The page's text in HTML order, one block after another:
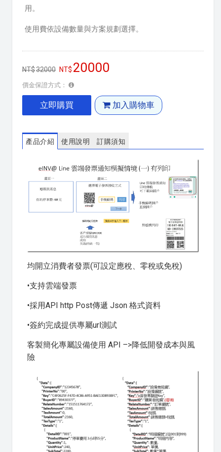
用。
使用費依設備數量與方案規劃選擇。
32000 20000
價金保證方式：
立即購買 加入購物車
產品介紹 使用說明 訂購須知
均開立消費者發票(可設定應稅、零稅或免稅)
•支持雲端發票
•採用API http Post傳遞 Json 格式資料
•簽約完成提供專屬url測試
客製簡化專屬設備使用 API –>降低開發成本與風
險